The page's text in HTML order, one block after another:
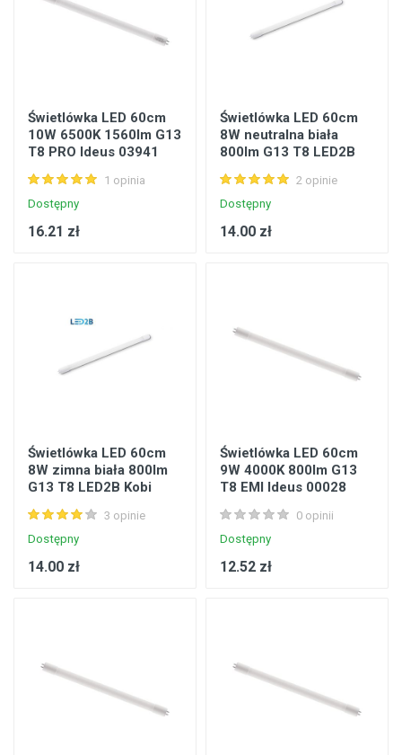
Świetlówka LED 60cm
10W 6500K 1560lm G13
T8 PRO Ideus 03941
1 opinia
Dostępny
16.21 zł
Świetlówka LED 60cm
8W neutralna biała
800lm G13 T8 LED2B
2 opinie
Dostępny
14.00 zł
Świetlówka LED 60cm
8W zimna biała 800lm
G13 T8 LED2B Kobi
3 opinie
Dostępny
14.00 zł
Świetlówka LED 60cm
9W 4000K 800lm G13
T8 EMI Ideus 00028
0 opinii
Dostępny
12.52 zł